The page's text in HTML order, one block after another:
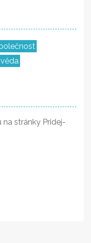
věda
stránky Pridej-